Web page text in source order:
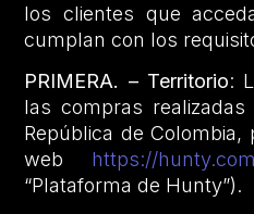
los clientes que
cumplan con los
PRIMERA. – Territorio:
las compras
República de
web https://
“Plataforma de Hunty”).